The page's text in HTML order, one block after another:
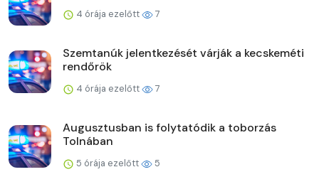
4 órája ezelőtt 7
Szemtanúk jelentkezését várják a kecskeméti
rendőrök
4 órája ezelőtt 7
Augusztusban is folytatódik a toborzás
Tolnában
5 órája ezelőtt 5